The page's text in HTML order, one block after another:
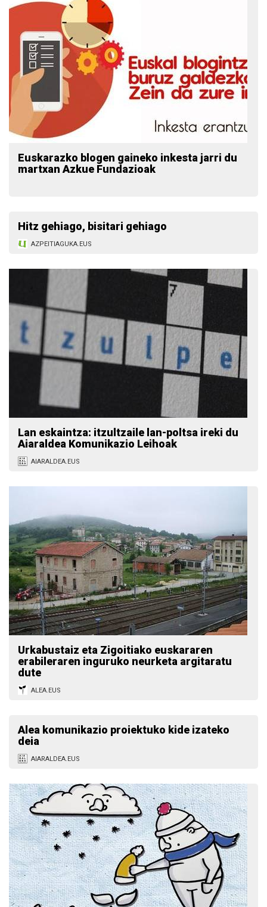
Euskarazko blogen gaineko inkesta jarri du
martxan Azkue Fundazioak
Hitz gehiago, bisitari gehiago
AZPEITIAGUKA.EUS
Lan eskaintza: itzultzaile lan-poltsa ireki du
Aiaraldea Komunikazio Leihoak
AIARALDEA.EUS
Urkabustaiz eta Zigoitiako euskararen
erabileraren inguruko neurketa argitaratu
dute
ALEA.EUS
Alea komunikazio proiektuko kide izateko
deia
AIARALDEA.EUS